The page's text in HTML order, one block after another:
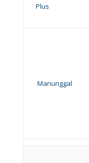
Plus
Manunggal